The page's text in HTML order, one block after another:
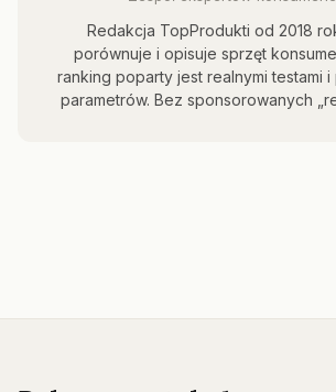
Redakcja TopProdukti od 2018
porównuje i opisuje sprzęt
ranking poparty jest realnymi testami i
parametrów. Bez sponsorowanych